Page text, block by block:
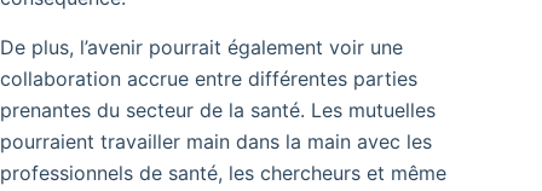
De plus, l’avenir pourrait également voir une
collaboration accrue entre différentes parties
prenantes du secteur de la santé. Les mutuelles
pourraient travailler main dans la main avec les
professionnels de santé, les chercheurs et même